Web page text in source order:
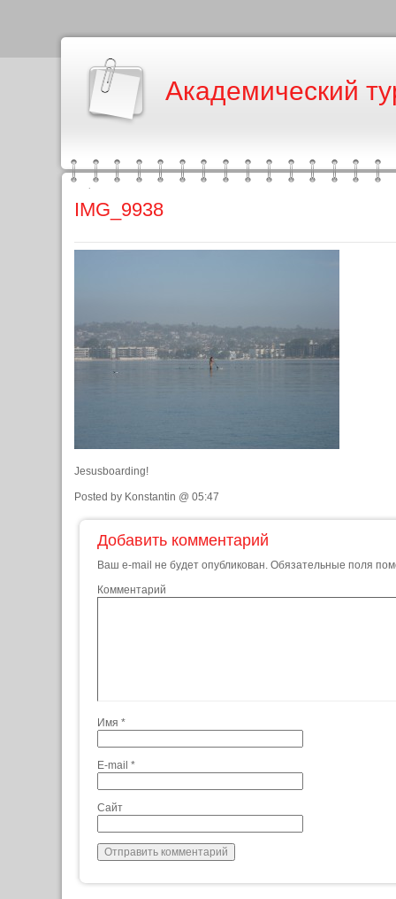
Академический
IMG_9938
Jesusboarding!
Posted by Konstantin @ 05:47
Добавить комментарий
Ваш e-mail не будет опубликован. Обязательные поля
Комментарий
Имя *
E-mail *
Сайт